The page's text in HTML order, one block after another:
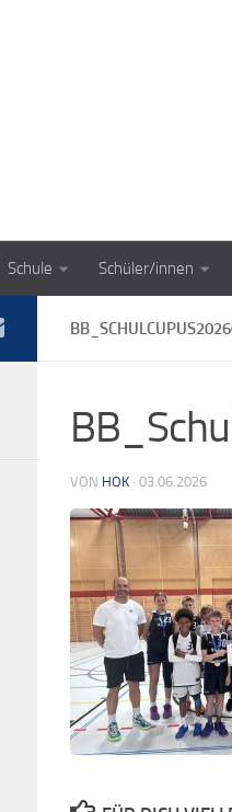
Schule Schüler/innen
VON HOK · 03.06.2026